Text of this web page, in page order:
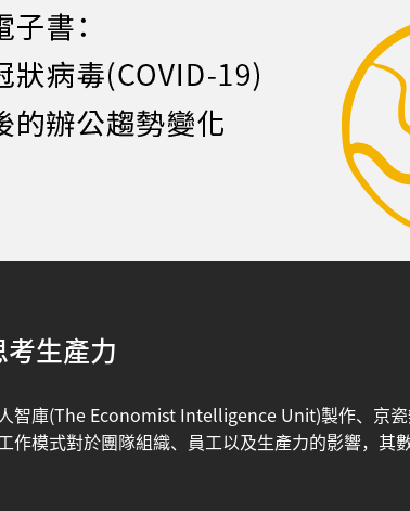
生產力
智庫(The Economist Intelligence Unit)製作、京
作模式對於團隊組織、員工以及生產力的影響，其